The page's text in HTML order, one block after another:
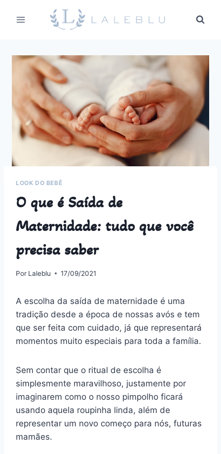
para
LOOK DO BEBÊ
O que é Saída de
Maternidade: tudo que você
precisa saber
Por Laleblu 17/09/2021
A escolha da saída de maternidade é uma
tradição desde a época de nossas avós e tem
que ser feita com cuidado, já que representará
momentos muito especiais para toda a família.
Sem contar que o ritual de escolha é
simplesmente maravilhoso, justamente por
imaginarem como o nosso pimpolho ficará
usando aquela roupinha linda, além de
representar um novo começo para nós, futuras
mamães.